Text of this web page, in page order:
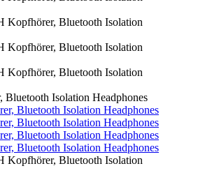
Isolation Headphones